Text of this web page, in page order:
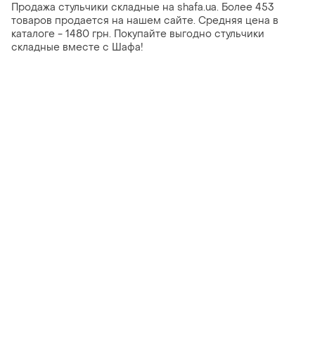
Продажа стульчики складные на shafa.ua. Более 453
товаров продается на нашем сайте. Средняя цена в
каталоге - 1480 грн. Покупайте выгодно стульчики
складные вместе с Шафа!